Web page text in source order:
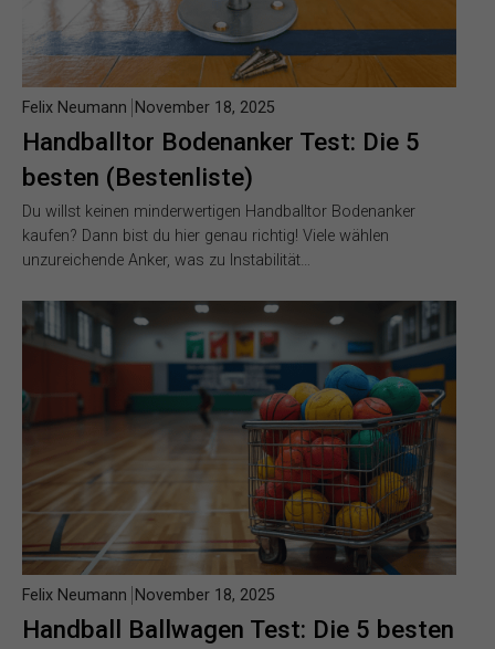
Handballtor Bodenanker Test: Die 5
besten (Bestenliste)
Felix Neumann November 18, 2025
Du willst keinen minderwertigen Handballtor Bodenanker
kaufen? Dann bist du hier genau richtig! Viele wählen
unzureichende Anker, was zu Instabilität…
Handball Ballwagen Test: Die 5 besten
Felix Neumann November 18, 2025